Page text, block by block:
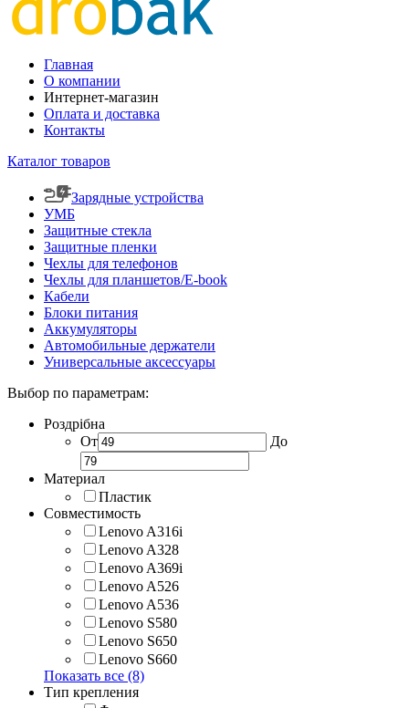
Главная
О компании
Интернет-магазин
Оплата и доставка
Контакты
Каталог товаров
Зарядные устройства
УМБ
Защитные стекла
Защитные пленки
Чехлы для телефонов
Чехлы для планшетов/E-book
Кабели
Блоки питания
Аккумуляторы
Автомобильные держатели
Универсальные аксессуары
Выбор по параметрам:
Роздрібна
От
До
Материал
Пластик
Совместимость
Lenovo A316i
Lenovo A328
Lenovo A369i
Lenovo A526
Lenovo A536
Lenovo S580
Lenovo S650
Lenovo S660
Показать все (8)
Тип крепления